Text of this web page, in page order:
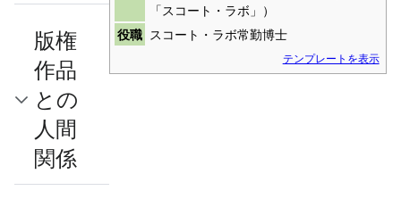
「スコート・ラボ」）
役職 スコート・ラボ常勤博士
テンプレートを表示
版権
作品
との
人間
関係